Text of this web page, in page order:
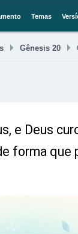
Temas
 Gênesis 20 
e Deus
forma que